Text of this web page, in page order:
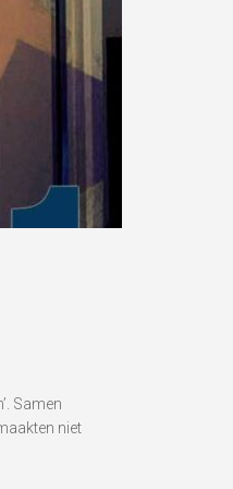
Samen
niet